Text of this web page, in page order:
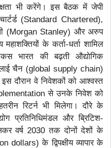
भी करेंगे। इस बैठक में जेपी
(Standard Chartered),
(Morgan Stanley) और अरुप
महाशक्तियों के कर्ता-धर्ता शामिल
भारत की बढ़ती औद्योगिक
चैन (global supply chain)
दौरान वे निवेशकों को आश्वस्त
से उनके निवेश को
रिटर्न भी मिलेगा। दौरे के
प्रतिनिधिमंडल और ब्रिटिश-
वर्ष 2030 तक दोनों देशों के
के द्विपक्षीय व्यापार के